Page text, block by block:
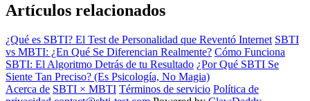
Artículos relacionados
¿Qué es SBTI? El Test de Personalidad que Reventó Internet SBTI
vs MBTI: ¿En Qué Se Diferencian Realmente? Cómo Funciona
SBTI: El Algoritmo Detrás de tu Resultado ¿Por Qué SBTI Se
Siente Tan Preciso? (Es Psicología, No Magia)
Acerca de SBTI × MBTI Términos de servicio Política de